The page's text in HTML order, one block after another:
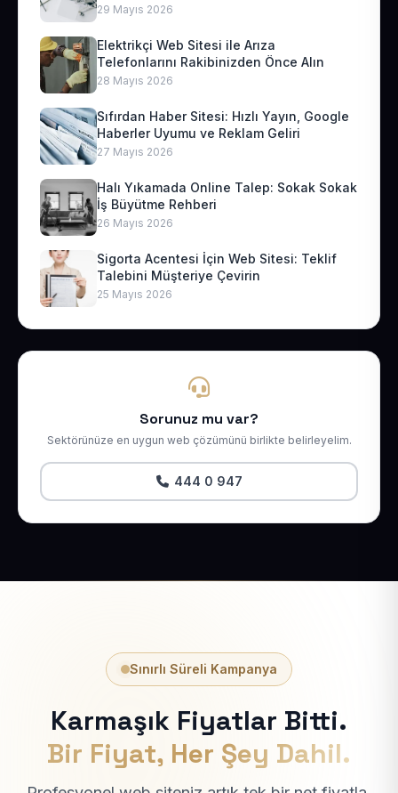
29 Mayıs 2026
Elektrikçi Web Sitesi ile Arıza
Telefonlarını Rakibinizden Önce Alın
28 Mayıs 2026
Sıfırdan Haber Sitesi: Hızlı Yayın, Google
Haberler Uyumu ve Reklam Geliri
27 Mayıs 2026
Halı Yıkamada Online Talep: Sokak Sokak
İş Büyütme Rehberi
26 Mayıs 2026
Sigorta Acentesi İçin Web Sitesi: Teklif
Talebini Müşteriye Çevirin
25 Mayıs 2026
Sorunuz mu var?
Sektörünüze en uygun web çözümünü birlikte belirleyelim.
444 0 947
Sınırlı Süreli Kampanya
Karmaşık Fiyatlar Bitti.
Bir Fiyat, Her Şey Dahil.